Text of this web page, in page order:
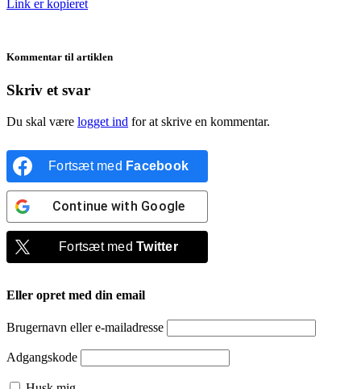
Link er kopieret
Kommentar til artiklen
Skriv et svar
Du skal være logget ind for at skrive en kommentar.
Fortsæt med Facebook
Continue with Google
Fortsæt medTwitter
Eller opret med din email
Brugernavn eller e-mailadresse
Adgangskode